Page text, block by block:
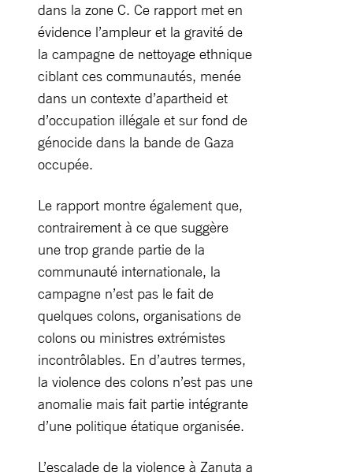
dans la zone C. Ce rapport met en
évidence l’ampleur et la gravité de
la campagne de nettoyage ethnique
ciblant ces communautés, menée
dans un contexte d’apartheid et
d’occupation illégale et sur fond de
génocide dans la bande de Gaza
occupée.
Le rapport montre également que,
contrairement à ce que suggère
une trop grande partie de la
communauté internationale, la
campagne n’est pas le fait de
quelques colons, organisations de
colons ou ministres extrémistes
incontrôlables. En d’autres termes,
la violence des colons n’est pas une
anomalie mais fait partie intégrante
d’une politique étatique organisée.
L’escalade de la violence à Zanuta a